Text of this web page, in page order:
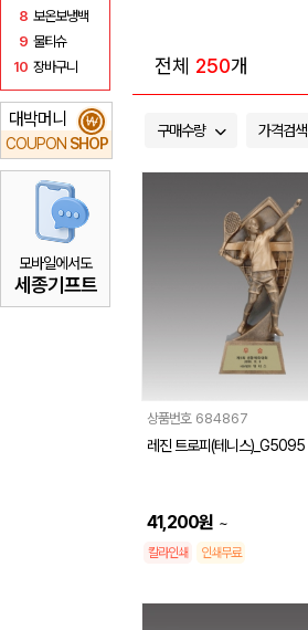
8 보온보냉백
9 물티슈
10 장바구니
대박머니
COUPON SHOP
₩
모바일에서도
세종기프트
전체 250개
구매수량 가격검색
상품번호 684867
레진 트로피(테니스)_G5095
41,200원 ~
칼라인쇄 인쇄무료